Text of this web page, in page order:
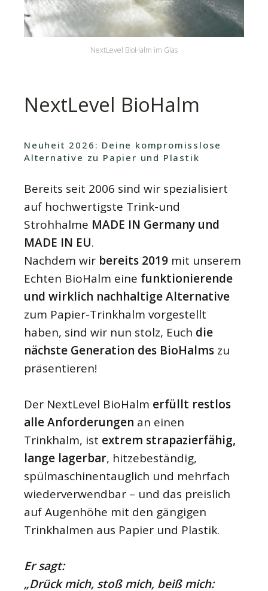
NextLevel BioHalm
Neuheit 2026: Deine kompromisslose
Alternative zu Papier und Plastik
Bereits seit 2006 sind wir spezialisiert
auf hochwertigste Trink-und
Strohhalme MADE IN Germany und
MADE IN EU.
Nachdem wir bereits 2019 mit unserem
Echten BioHalm eine funktionierende
und wirklich nachhaltige Alternative
zum Papier-Trinkhalm vorgestellt
haben, sind wir nun stolz, Euch die
nächste Generation des BioHalms zu
präsentieren!
Der NextLevel BioHalm erfüllt restlos
alle Anforderungen an einen
Trinkhalm, ist extrem strapazierfähig,
lange lagerbar, hitzebeständig,
spülmaschinentauglich und mehrfach
wiederverwendbar – und das preislich
auf Augenhöhe mit den gängigen
Trinkhalmen aus Papier und Plastik.
Er sagt:
„Drück mich, stoß mich, beiß mich:
NextLevel BioHalm im Glas